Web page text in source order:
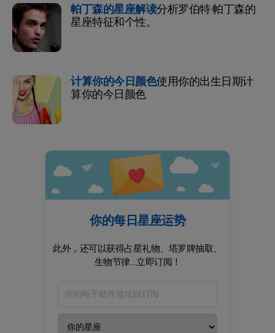
帕丁森的星座解读分析罗伯特·帕丁森的
星座特征和个性。
计算你的今日颜色使用你的出生日期计
算你的今日颜色
你的每日星座运势
此外，还可以获得占星礼物、塔罗牌抽取、
生物节律...立即订阅！